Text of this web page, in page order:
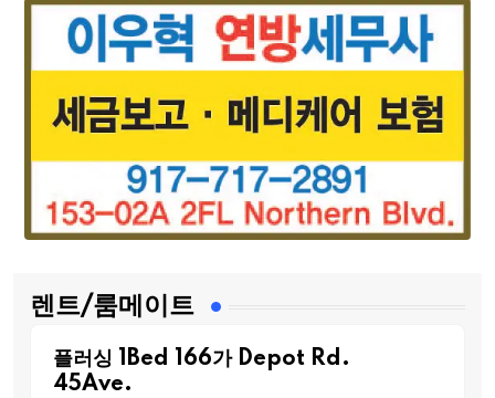
렌트/룸메이트
플러싱 1Bed 166가 Depot Rd.
45Ave.